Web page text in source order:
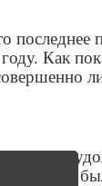
Как